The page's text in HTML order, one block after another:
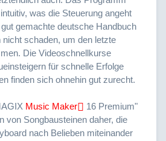
was die Steuerung angeht
gemachte deutsche Handbuch
schaden, um den letzte
Die Videoschnellkurse
für schnelle Erfolge
finden sich ohnehin gut zurecht.
Music Maker
16 Premium"
von Songbausteinen daher, die
nach Belieben miteinander